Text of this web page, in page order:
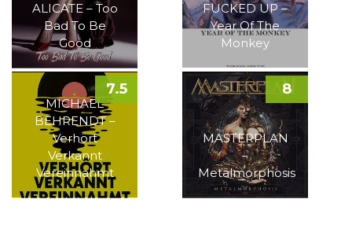
ALICATE – Too
Bad To Be
Good
FUCKED UP –
Year Of The
Monkey
MICHAEL
BEHRENDT –
Verhört
Verkannt
Vereinnahmt
7.5
MASTERPLAN
–
Metalmorphosis
8